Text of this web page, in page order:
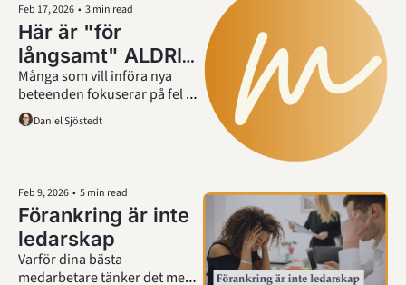
Feb 17, 2026 • 3 min read
Här är "för
långsamt" ALDRIG
problemet
Många som vill införa nya
beteenden fokuserar på fel
sak. Därför är de dömda att
för alltid upprepa samma
Daniel Sjöstedt
Feb 9, 2026 • 5 min read
Förankring är inte
ledarskap
Varför dina bästa
medarbetare tänker det men